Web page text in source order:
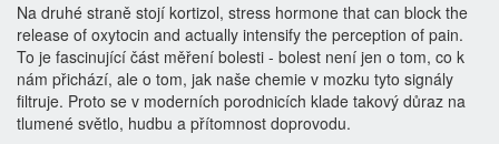
Na druhé straně stojí kortizol, stress hormone that can block the
release of oxytocin and actually intensify the perception of pain.
To je fascinující část měření bolesti - bolest není jen o tom, co k
nám přichází, ale o tom, jak naše chemie v mozku tyto signály
filtruje. Proto se v moderních porodnicích klade takový důraz na
tlumené světlo, hudbu a přítomnost doprovodu.